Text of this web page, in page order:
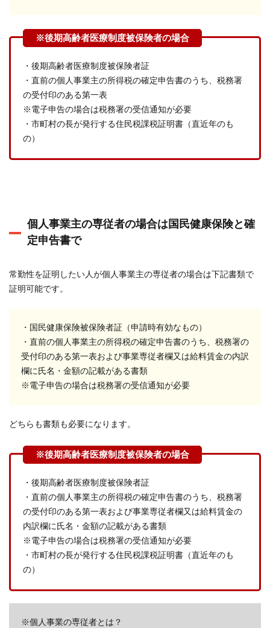
・後期高齢者医療制度被保険者証
・直前の個人事業主の所得税の確定申告書のうち、税務署
の受付印のある第一表
※電子申告の場合は税務署の受信通知が必要
・市町村の長が発行する住民税課税証明書（直近年のも
の）
個人事業主の専従者の場合は国民健康保険と確
定申告書で
常勤性を証明したい人が個人事業主の専従者の場合は下記書類で
証明可能です。
・国民健康保険被保険者証（申請時有効なもの）
・直前の個人事業主の所得税の確定申告書のうち、税務署の
受付印のある第一表および事業専従者欄又は給料賃金の内訳
欄に氏名・金額の記載がある書類
※電子申告の場合は税務署の受信通知が必要
どちらも書類も必要になります。
・後期高齢者医療制度被保険者証
・直前の個人事業主の所得税の確定申告書のうち、税務署
の受付印のある第一表および事業専従者欄又は給料賃金の
内訳欄に氏名・金額の記載がある書類
※電子申告の場合は税務署の受信通知が必要
・市町村の長が発行する住民税課税証明書（直近年のも
の）
※個人事業の専従者とは？